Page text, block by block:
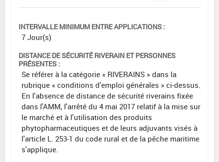
INTERVALLE MINIMUM ENTRE APPLICATIONS :
7 Jour(s)
DISTANCE DE SÉCURITÉ RIVERAIN ET PERSONNES
PRÉSENTES :
Se référer à la catégorie « RIVERAINS » dans la
rubrique « conditions d'emploi générales » ci-dessus.
En l'absence de distance de sécurité riverains fixée
dans l'AMM, l'arrêté du 4 mai 2017 relatif à la mise sur
le marché et à l'utilisation des produits
phytopharmaceutiques et de leurs adjuvants visés à
l'article L. 253-1 du code rural et de la pêche maritime
s'applique.